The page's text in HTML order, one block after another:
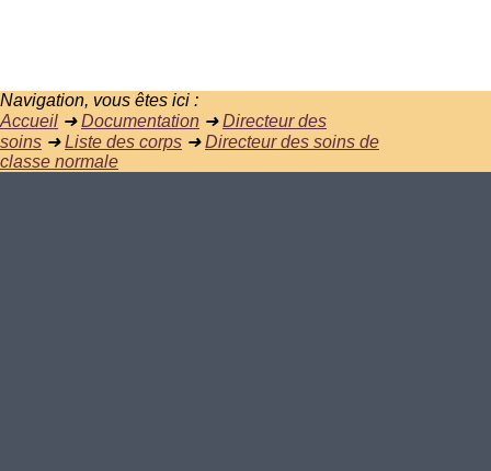
Navigation, vous êtes ici :
Accueil ➜Documentation ➜Directeur des
soins ➜Liste des corps ➜Directeur des soins de
classe normale